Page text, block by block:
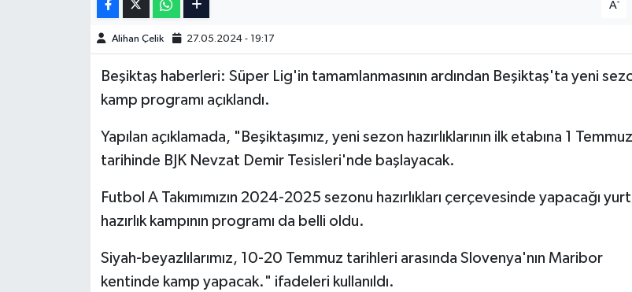
A
Alihan Çelik 27.05.2024 - 19:17
Beşiktaş haberleri: Süper Lig'in tamamlanmasının ardından Beşiktaş'ta yeni
kamp programı açıklandı.
Yapılan açıklamada, "Beşiktaşımız, yeni sezon hazırlıklarının ilk etabına 1 Temmuz
tarihinde BJK Nevzat Demir Tesisleri'nde başlayacak.
Futbol A Takımımızın 2024-2025 sezonu hazırlıkları çerçevesinde yapacağı
hazırlık kampının programı da belli oldu.
Siyah-beyazlılarımız, 10-20 Temmuz tarihleri arasında Slovenya'nın Maribor
kentinde kamp yapacak." ifadeleri kullanıldı.
Türkiye Basketbol Ligi
Kadınlar Basketbol Ligi
Formula 1